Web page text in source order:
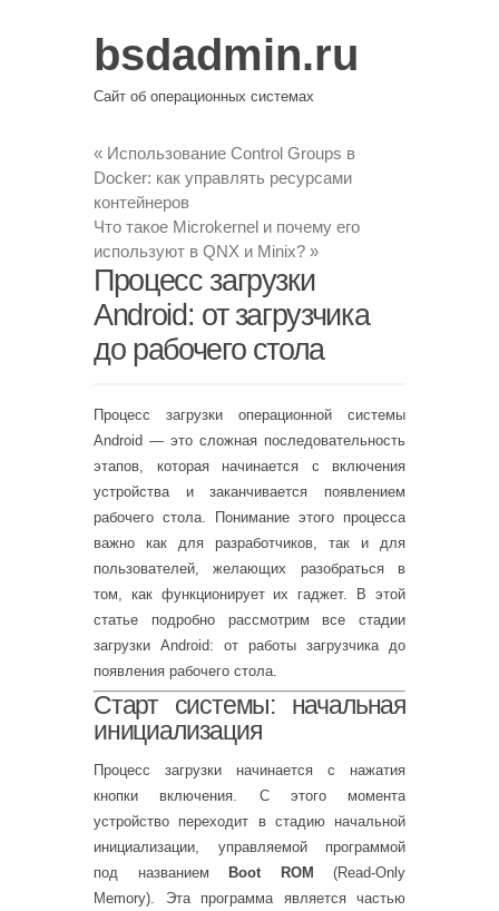
bsdadmin.ru
Сайт об операционных системах
« Использование Control Groups в
Docker: как управлять ресурсами
контейнеров
Что такое Microkernel и почему его
используют в QNX и Minix? »
Процесс загрузки
Android: от загрузчика
до рабочего стола
Процесс загрузки операционной системы
Android — это сложная последовательность
этапов, которая начинается с включения
устройства и заканчивается появлением
рабочего стола. Понимание этого процесса
важно как для разработчиков, так и для
пользователей, желающих разобраться в
том, как функционирует их гаджет. В этой
статье подробно рассмотрим все стадии
загрузки Android: от работы загрузчика до
появления рабочего стола.
Старт системы: начальная
инициализация
Процесс загрузки начинается с нажатия
кнопки включения. С этого момента
устройство переходит в стадию начальной
инициализации, управляемой программой
под названием Boot ROM (Read-Only
Memory). Эта программа является частью